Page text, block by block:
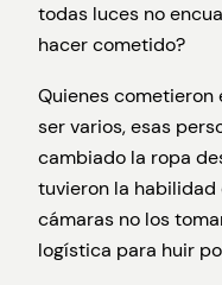
todas luces no
hacer cometido?
Quienes
ser varios, esas
cambiado la ropa
tuvieron la habilidad
cámaras no los
logística para huir